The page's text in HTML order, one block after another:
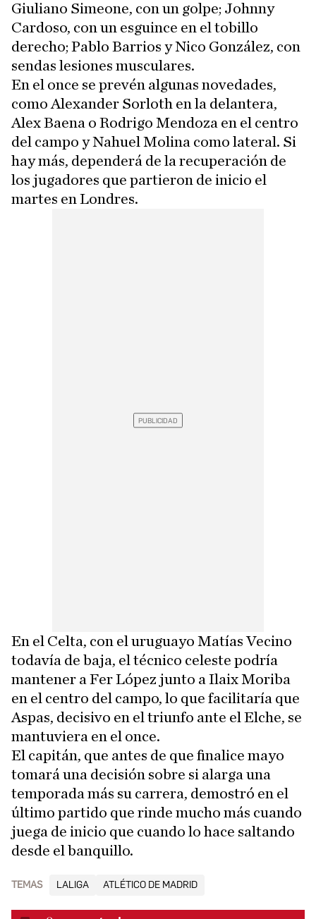
Giuliano Simeone, con un golpe; Johnny
Cardoso, con un esguince en el tobillo
derecho; Pablo Barrios y Nico González, con
sendas lesiones musculares.
En el once se prevén algunas novedades,
como Alexander Sorloth en la delantera,
Alex Baena o Rodrigo Mendoza en el centro
del campo y Nahuel Molina como lateral. Si
hay más, dependerá de la recuperación de
los jugadores que partieron de inicio el
martes en Londres.
En el Celta, con el uruguayo Matías Vecino
todavía de baja, el técnico celeste podría
mantener a Fer López junto a Ilaix Moriba
en el centro del campo, lo que facilitaría que
Aspas, decisivo en el triunfo ante el Elche, se
mantuviera en el once.
El capitán, que antes de que finalice mayo
tomará una decisión sobre si alarga una
temporada más su carrera, demostró en el
último partido que rinde mucho más cuando
juega de inicio que cuando lo hace saltando
desde el banquillo.
TEMAS LALIGA ATLÉTICO DE MADRID